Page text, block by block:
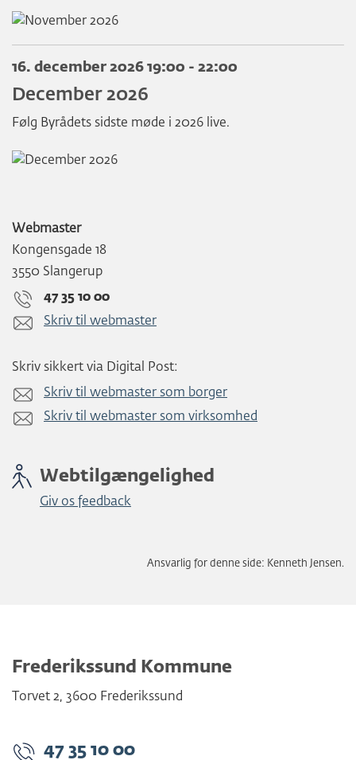
16. december 2026 19:00 - 22:00
December 2026
Følg Byrådets sidste møde i 2026 live.
Webmaster
Kongensgade 18
3550 Slangerup
47 35 10 00
Skriv til webmaster
Skriv sikkert via Digital Post:
Skriv til webmaster som borger
Skriv til webmaster som virksomhed
Webtilgængelighed
Giv os feedback
Ansvarlig for denne side: Kenneth Jensen.
Frederikssund Kommune
Torvet 2, 3600 Frederikssund
47 35 10 00